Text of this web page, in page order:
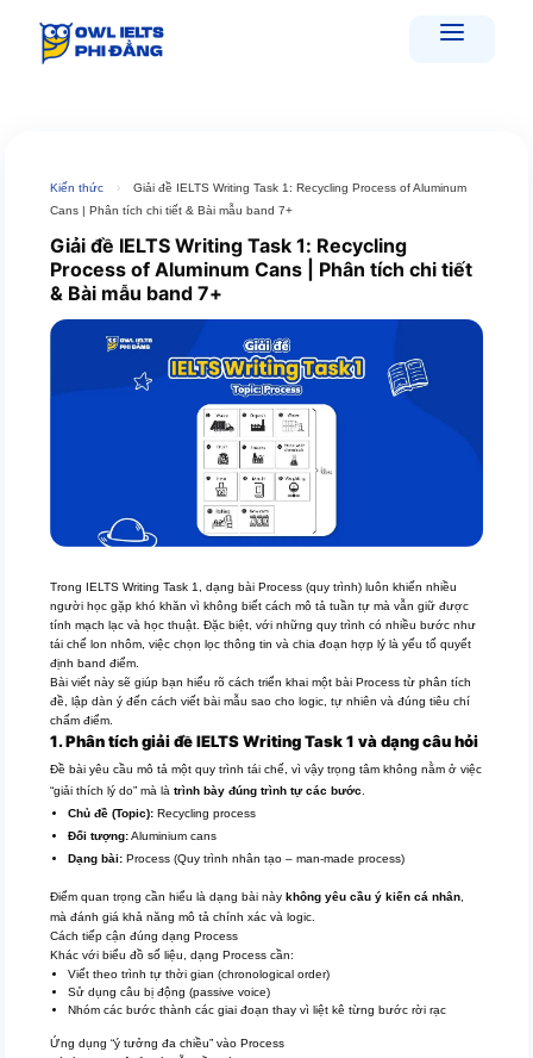
Kiến thức ›
Giải đề IELTS Writing Task 1: Recycling Process of Aluminum
Cans | Phân tích chi tiết & Bài mẫu band 7+
Giải đề IELTS Writing Task 1: Recycling
Process of Aluminum Cans | Phân tích chi tiết
& Bài mẫu band 7+
Trong IELTS Writing Task 1, dạng bài Process (quy trình) luôn khiến nhiều
người học gặp khó khăn vì không biết cách mô tả tuần tự mà vẫn giữ được
tính mạch lạc và học thuật. Đặc biệt, với những quy trình có nhiều bước như
tái chế lon nhôm, việc chọn lọc thông tin và chia đoạn hợp lý là yếu tố quyết
định band điểm.
Bài viết này sẽ giúp bạn hiểu rõ cách triển khai một bài Process từ phân tích
đề, lập dàn ý đến cách viết bài mẫu sao cho logic, tự nhiên và đúng tiêu chí
chấm điểm.
1. Phân tích giải đề IELTS Writing Task 1 và dạng câu hỏi
Đề bài yêu cầu mô tả một quy trình tái chế, vì vậy trọng tâm không nằm ở việc
“giải thích lý do” mà làtrình bày đúng trình tự các bước
Chủ đề (Topic): Recycling process
Đối tượng:Aluminium cans
Dạng bài: Process (Quy trình nhân tạo – man-made process)
Điểm quan trọng cần hiểu là dạng bài nàykhông yêu cầu ý kiến cá nhân
mà đánh giá khả năng mô tả chính xác và logic.
Cách tiếp cận đúng dạng Process
Khác với biểu đồ số liệu, dạng Process cần:
Viết theo trình tự thời gian (chronological order)
Sử dụng câu bị động (passive voice)
Nhóm các bước thành các giai đoạn thay vì liệt kê từng bước rời rạc
Ứng dụng “ý tưởng đa chiều” vào Process